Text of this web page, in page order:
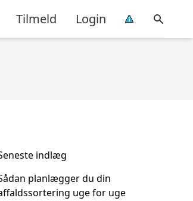
Tilmeld Login
indlæg
planlægger du din
uge for uge